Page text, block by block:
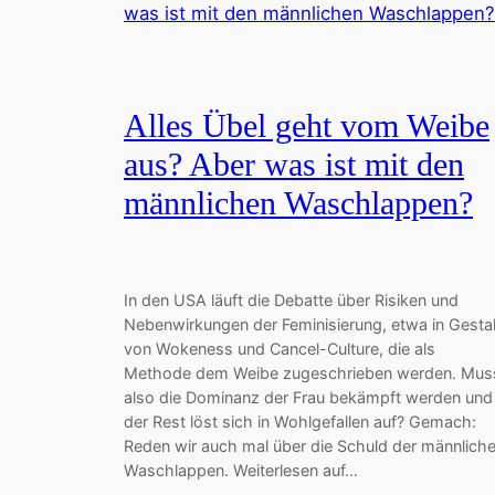
Alles Übel geht vom Weibe
aus? Aber was ist mit den
männlichen Waschlappen?
In den USA läuft die Debatte über Risiken und
Nebenwirkungen der Feminisierung, etwa in
von Wokeness und Cancel-Culture, die als
Methode dem Weibe zugeschrieben werden.
also die Dominanz der Frau bekämpft werden und
der Rest löst sich in Wohlgefallen auf? Gemach:
Reden wir auch mal über die Schuld der
Waschlappen. Weiterlesen auf…